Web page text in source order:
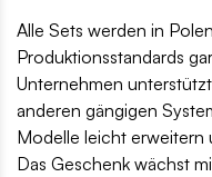
Alle Sets werden in
Produktionsstandards
Unternehmen
anderen gängigen
Modelle leicht erweitern
Das Geschenk wächst